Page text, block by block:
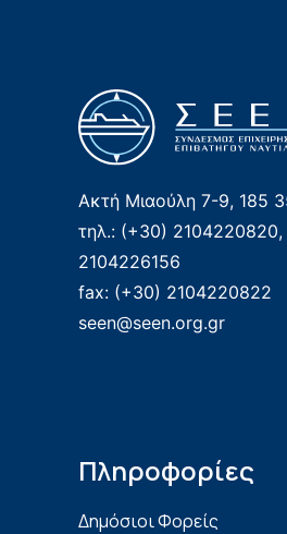
Ακτή Μιαούλη 7-9, 185
τηλ.: (+30)
2104226156
fax: (+30) 2104220822
seen@seen.org.gr
Πληροφορίες
Δημόσιοι Φορείς